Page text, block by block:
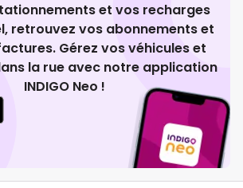
et vos recharges
retrouvez vos abonnements et
Gérez vos véhicules et
la rue avec notre application
INDIGO Neo !